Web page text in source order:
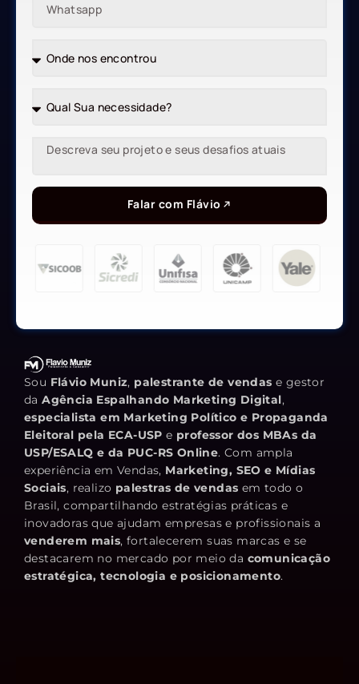
Falar com Flávio
Sou Flávio Muniz, palestrante de vendas e gestor
daAgência Espalhando Marketing Digital,
especialista em Marketing Político e Propaganda
Eleitoral pela ECA-USP e professor dos MBAs da
USP/ESALQ e da PUC-RS Online. Com ampla
experiência em Vendas, Marketing, SEO e Mídias
Sociais, realizo palestras de vendas em todo o
Brasil, compartilhando estratégias práticas e
inovadoras que ajudam empresas e profissionais a
venderem mais, fortalecerem suas marcas e se
destacarem no mercado por meio da comunicação
estratégica, tecnologia e posicionamento.